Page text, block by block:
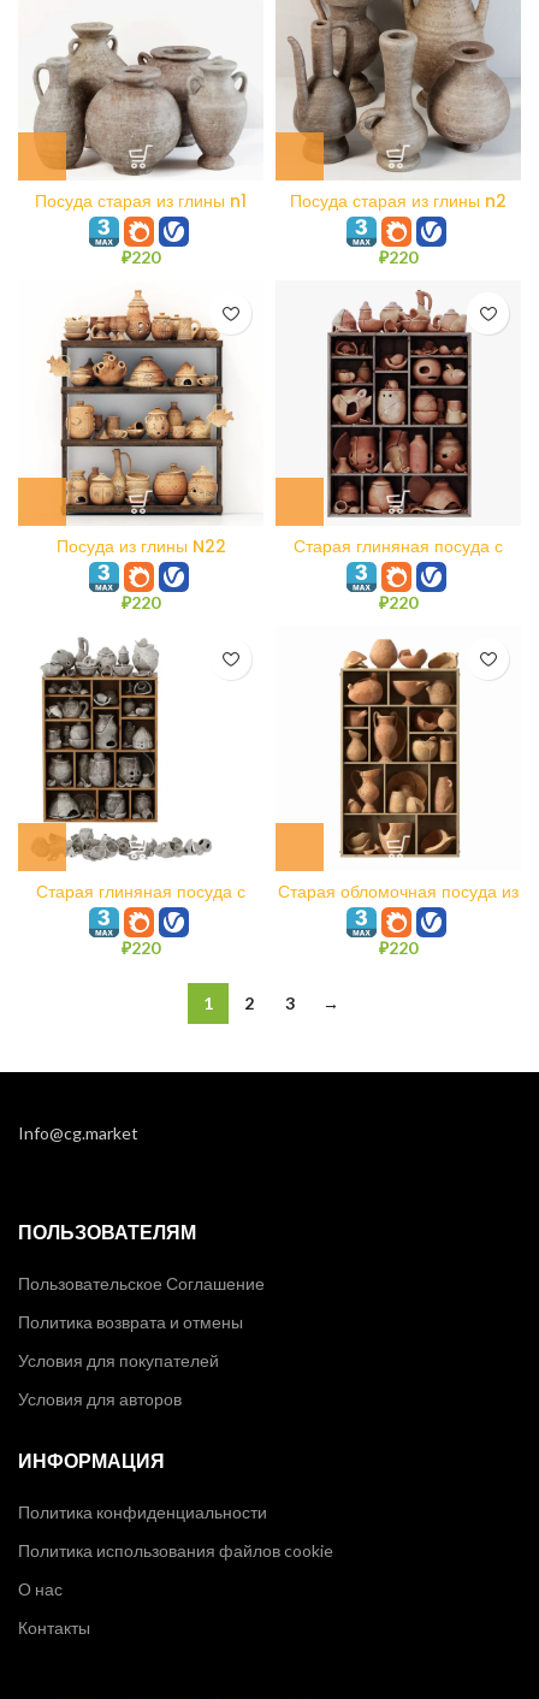
Посуда старая из глины n1
₽220
Посуда старая из глины n2
₽220
Посуда из глины N22
₽220
Старая глиняная посуда с
осколками n2
₽220
Старая глиняная посуда с
осколками n3
₽220
Старая обломочная посуда из
глины n1
₽220
1 2 3 →
Info@cg.market
ПОЛЬЗОВАТЕЛЯМ
Пользовательское Соглашение
Политика возврата и отмены
Условия для покупателей
Условия для авторов
ИНФОРМАЦИЯ
Политика конфиденциальности
Политика использования файлов cookie
О нас
Контакты